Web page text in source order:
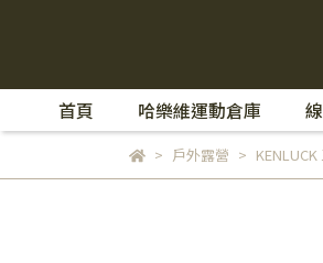
首頁 哈樂維運動倉庫
戶外露營